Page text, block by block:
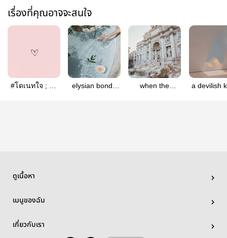
เรื่องที่คุณอาจจะสนใจ
#โดเนทใจ ; ป๋อ
elysian bond ;
when the
a devilish
ดูเนื้อหา
เมนูของฉัน
เกี่ยวกับเรา